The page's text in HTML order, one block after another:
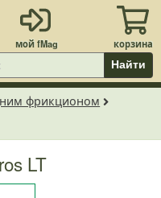
Найти
фрикционом
LT